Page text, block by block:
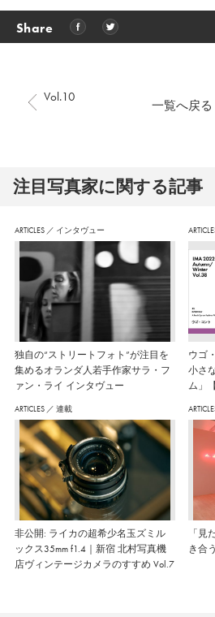
Share
Vol.10
一覧へ戻る
注⽬写真家に関する記事
ARTICLES ／ インタヴュー
独自の“ストリートフォト”が注目を
集めるオランダ人若手作家サラ・フ
ァン・ライ インタヴュー
ウゴ
小さ
ム」
ARTICLES ／ 連載
非公開: ライカの超希少名玉ズミル
ックス35mm f1.4｜新宿 北村写真機
店ヴィンテージカメラのすすめ Vol.7
「見
き合